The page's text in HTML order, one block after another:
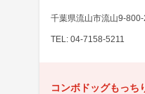
千葉県流山市流山9-800-
TEL: 04-7158-5211
コンボドッグもっち